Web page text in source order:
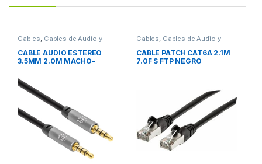
Cables Cables de Audio y
CABLE AUDIO ESTEREO
3.5MM 2.0M MACHO-
Cables Cables de Audio y
CABLE PATCH CAT6A 2.1M
7.0F S FTP NEGRO